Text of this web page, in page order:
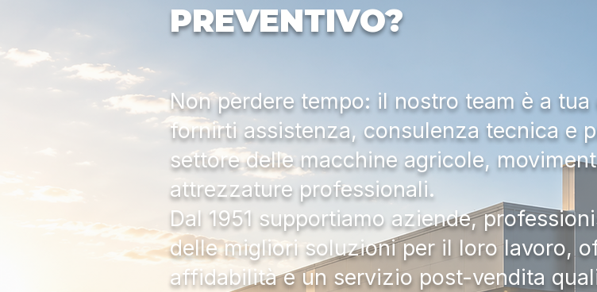
PREVENTIVO?
Non perdere tempo: il nostro team è a
fornirti assistenza, consulenza tecnica e
settore delle macchine agricole,
attrezzature professionali.
Dal 1951 supportiamo aziende,
delle migliori soluzioni per il loro lavoro,
affidabilità e un servizio post-vendita